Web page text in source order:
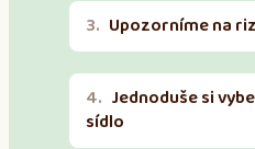
Upozorníme na
Jednoduše si
sídlo